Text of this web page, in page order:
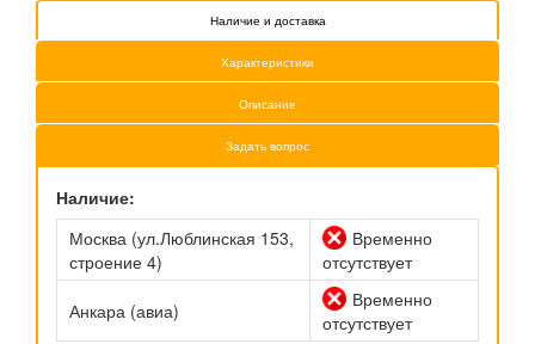
Наличие и доставка
Характеристики
Описание
Задать вопрос
Наличие:
Москва (ул.Люблинская 153,
строение 4)
Временно
отсутствует
Анкара (авиа)
Временно
отсутствует